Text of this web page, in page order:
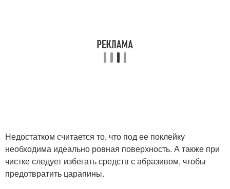
Недостатком считается то, что под ее поклейку
необходима идеально ровная поверхность. А также при
чистке следует избегать средств с абразивом, чтобы
предотвратить царапины.